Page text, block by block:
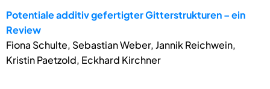
Potentiale additiv gefertigter Gitterstrukturen – ein
Review
Fiona Schulte, Sebastian Weber, Jannik Reichwein,
Kristin Paetzold, Eckhard Kirchner